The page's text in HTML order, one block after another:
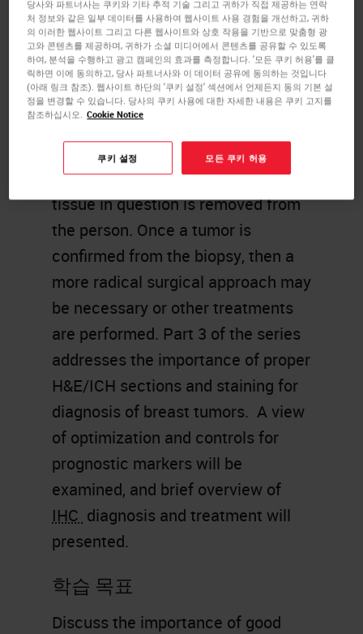
by a mammogram or palpitation of
an experienced Physician.
However, these first indications
that something is wrong must be
confirmed by a more scientific
approach. Usually what follows is
an actual biopsy; a sample of the
tissue in question is removed from
the person. Once a tumor is
confirmed from the biopsy, then a
more radical surgical approach may
be necessary or other treatments
are performed. Part 3 of the series
addresses the importance of proper
H&E/ICH sections and staining for
diagnosis of breast tumors. A view
of optimization and controls for
prognostic markers will be
examined, and brief overview of
IHC diagnosis and treatment will
presented.
학습 목표
Discuss the importance of good
당사와 파트너사는 쿠키와 기타 추적 기술 그리고 귀하가 직접 제공하는 연락
처 정보와 같은 일부 데이터를 사용하여 웹사이트 사용 경험을 개선하고, 귀하
의 이러한 웹사이트 그리고 다른 웹사이트와 상호 작용을 기반으로 맞춤형 광
고와 콘텐츠를 제공하며, 귀하가 소셜 미디어에서 콘텐츠를 공유할 수 있도록
하여, 분석을 수행하고 광고 캠페인의 효과를 측정합니다. '모든 쿠키 허용'를 클
릭하면 이에 동의하고, 당사 파트너사와 이 데이터 공유에 동의하는 것입니다
(아래 링크 참조). 웹사이트 하단의 '쿠키 설정' 섹션에서 언제든지 동의 기본 설
정을 변경할 수 있습니다. 당사의 쿠키 사용에 대한 자세한 내용은 쿠키 고지를
참조하십시오. Cookie Notice
쿠키 설정 모든 쿠키 허용